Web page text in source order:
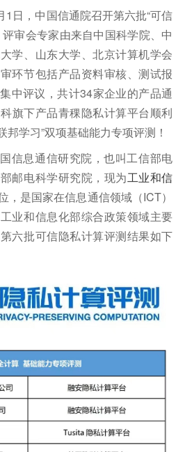
1日，中国信通院召开第六批“可信
审会专家由来自中国科学院、中
学、山东大学、北京计算机学会
环节包括产品资料审核、测试报
中评议，共计34家企业的产品通
旗下产品青稞隐私计算平台顺利
邦学习”双项基础能力专项评测！
信息通信研究院，也叫工信部电
邮电科学研究院，现为工业和信
，是国家在信息通信领域（ICT）
业和信息化部综合政策领域主要
第六批可信隐私计算评测结果如下